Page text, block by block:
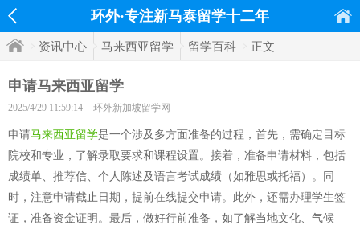
环外·专注新马泰留学十二年
资讯中心 马来西亚留学 留学百科 正文
申请马来西亚留学
2025/4/29 11:59:14 环外新加坡留学网
申请马来西亚留学是一个涉及多方面准备的过程，首先，需确定目标
院校和专业，了解录取要求和课程设置。接着，准备申请材料，包括
成绩单、推荐信、个人陈述及语言考试成绩（如雅思或托福）。同
时，注意申请截止日期，提前在线提交申请。此外，还需办理学生签
证，准备资金证明。最后，做好行前准备，如了解当地文化、气候